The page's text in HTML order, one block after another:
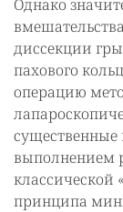
Однако
диссекции
пахового
операцию
существенные
выполнением
классической
принципа